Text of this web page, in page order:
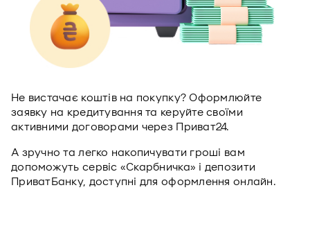
Не вистачає коштів на покупку? Оформлюйте
заявку на кредитування та керуйте своїми
активними договорами через Приват24.
А зручно та легко накопичувати гроші вам
допоможуть сервіс «Скарбничка» і депозити
ПриватБанку, доступні для оформлення онлайн.